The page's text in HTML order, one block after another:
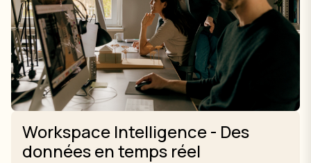
Workspace Intelligence - Des
données en temps réel